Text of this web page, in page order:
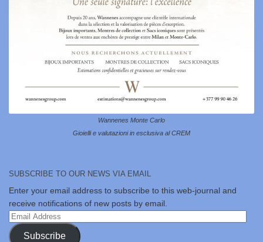
Wannenes Monte Carlo
Gioielli e valutazioni in esclusiva al CREM
SUBSCRIBE TO OUR NEWS VIA EMAIL
Enter your email address to subscribe to this web-journal and
receive notifications of new posts by email.
Email
Address
Subscribe